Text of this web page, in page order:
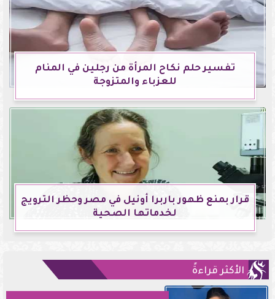
تفسير حلم نكاح المرأة من رجلين في المنام
للعزباء والمتزوجة
قرار بمنع ظهور باربرا أونيل في مصر وحظر الترويج
لخدماتها الصحية
الأكثر قراءةً